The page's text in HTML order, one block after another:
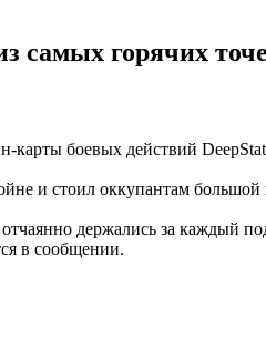
самых горячих
карты боевых действий
и стоил оккупантам
держались за каждый
в сообщении.